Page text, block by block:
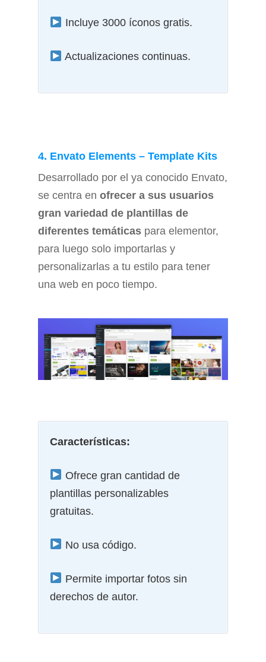
Incluye 3000 íconos gratis.
Actualizaciones continuas.
4. Envato Elements – Template Kits
Desarrollado por el ya conocido Envato,
se centra en ofrecer a sus usuarios
gran variedad de plantillas de
diferentes temáticas para elementor,
para luego solo importarlas y
personalizarlas a tu estilo para tener
una web en poco tiempo.
Características:
Ofrece gran cantidad de
plantillas personalizables
gratuitas.
No usa código.
Permite importar fotos sin
derechos de autor.